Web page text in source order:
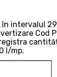
intervalul
Cod
l/mp.